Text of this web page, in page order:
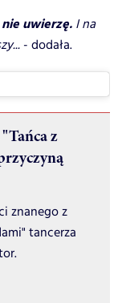
uwierzę. I na
- dodała.
z
znanego z
tancerza